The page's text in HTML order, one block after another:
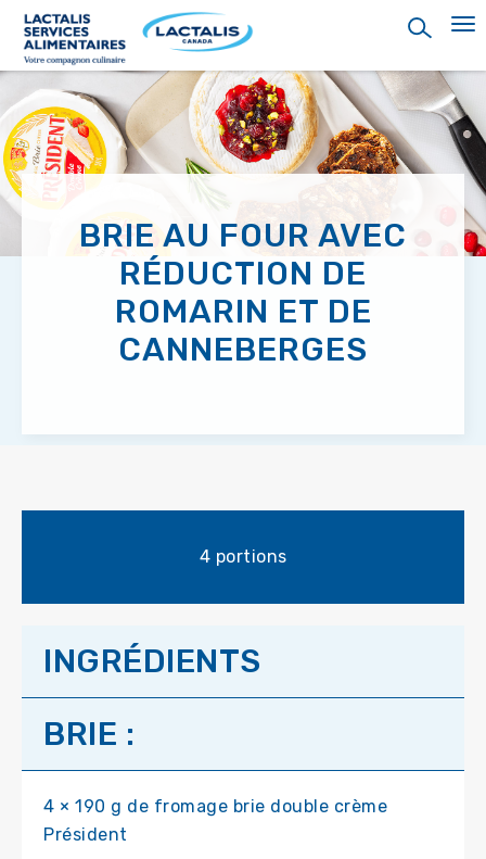
main
content
BRIE AU FOUR AVEC
RÉDUCTION DE
ROMARIN ET DE
CANNEBERGES
4 portions
INGRÉDIENTS
BRIE :
4 × 190 g de fromage brie double crème
Président